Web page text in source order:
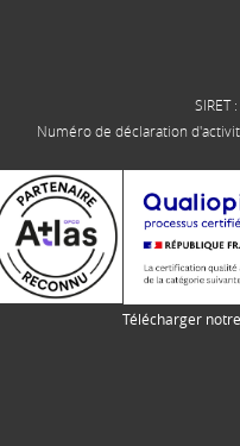
SIRET
Numéro de déclaration
Télécharger